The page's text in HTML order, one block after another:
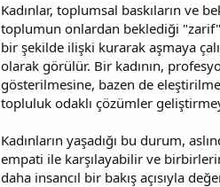
Kadınlar, toplumsal baskıların ve
toplumun onlardan beklediği
bir şekilde ilişki kurarak aşmaya
olarak görülür. Bir kadının,
gösterilmesine, bazen de
topluluk odaklı çözümler
Kadınların yaşadığı bu durum,
empati ile karşılayabilir ve
daha insancıl bir bakış açısıyla